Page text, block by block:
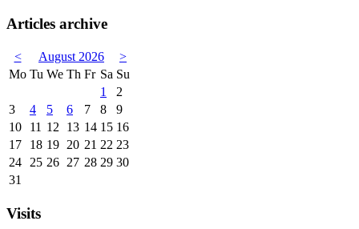
Articles archive
< August 2026
>
Mo Tu We Th Fr Sa Su
1
2
3
4 5 6 7 8
9
10
11 12 13 14 15 16
17
18 19 20 21 22 23
24
25 26 27 28 29 30
31
Visits